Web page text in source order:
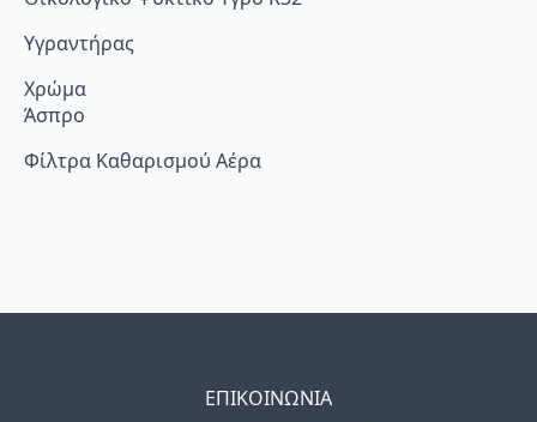
Υγραντήρας
Χρώμα
Άσπρο
Φίλτρα Καθαρισμού Αέρα
ΕΠΙΚΟΙΝΩΝΙΑ